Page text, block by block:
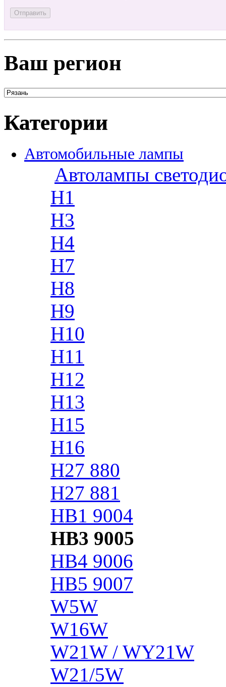
Ваш регион
Категории
Автомобильные лампы
Автолампы
H1
H3
H4
H7
H8
H9
H10
H11
H12
H13
H15
H16
H27 880
H27 881
HB1 9004
HB3 9005
HB4 9006
HB5 9007
W5W
W16W
W21W / WY21W
W21/5W